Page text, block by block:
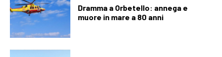
Dramma a Orbetello: annega e
muore in mare a 80 anni